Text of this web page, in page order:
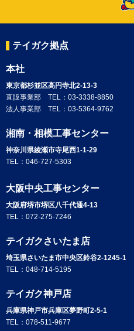
テイガク拠点
本社
東京都杉並区高円寺北2-13-3
直販事業部 TEL： 03-3338-8850
法人事業部 TEL： 03-5364-9762
湘南・相模工事センター
神奈川県綾瀬市寺尾西1-1-29
TEL： 046-727-5303
大阪中央工事センター
大阪府堺市堺区八千代通4-13
TEL： 072-275-7246
テイガクさいたま店
埼玉県さいたま市中央区鈴谷2-1245-1
TEL： 048-714-5195
テイガク神戸店
兵庫県神戸市兵庫区夢野町2-5-1
TEL： 078-511-9677